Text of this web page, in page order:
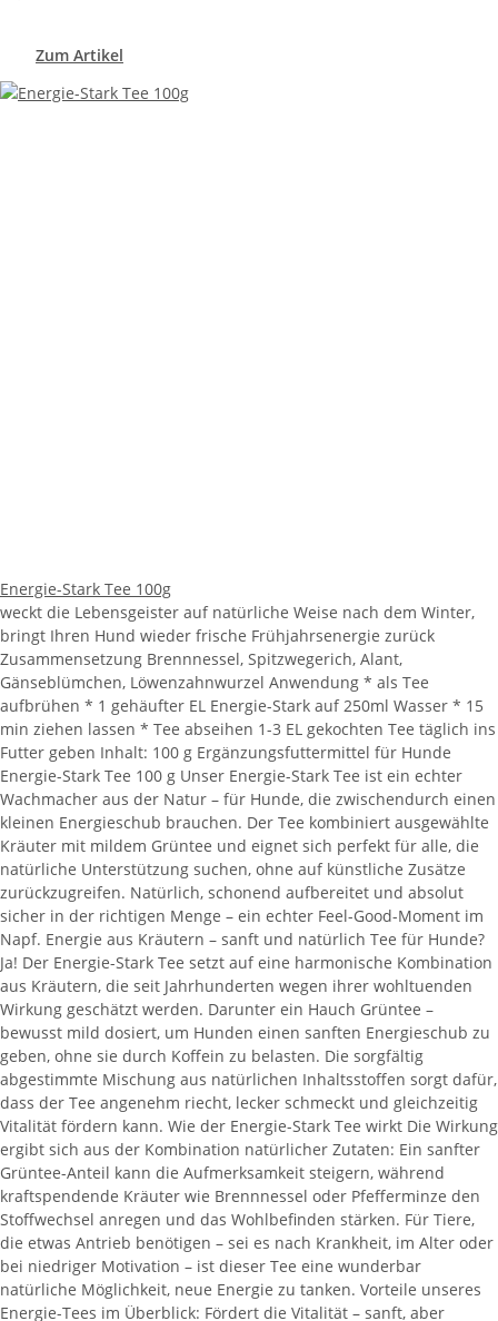
Zum Artikel
Energie-Stark Tee 100g
weckt die Lebensgeister auf natürliche Weise nach dem Winter,
bringt Ihren Hund wieder frische Frühjahrsenergie zurück
Zusammensetzung Brennnessel, Spitzwegerich, Alant,
Gänseblümchen, Löwenzahnwurzel Anwendung * als Tee
aufbrühen * 1 gehäufter EL Energie-Stark auf 250ml Wasser * 15
min ziehen lassen * Tee abseihen 1-3 EL gekochten Tee täglich ins
Futter geben Inhalt: 100 g Ergänzungsfuttermittel für Hunde
Energie-Stark Tee 100 g Unser Energie-Stark Tee ist ein echter
Wachmacher aus der Natur – für Hunde, die zwischendurch einen
kleinen Energieschub brauchen. Der Tee kombiniert ausgewählte
Kräuter mit mildem Grüntee und eignet sich perfekt für alle, die
natürliche Unterstützung suchen, ohne auf künstliche Zusätze
zurückzugreifen. Natürlich, schonend aufbereitet und absolut
sicher in der richtigen Menge – ein echter Feel-Good-Moment im
Napf. Energie aus Kräutern – sanft und natürlich Tee für Hunde?
Ja! Der Energie-Stark Tee setzt auf eine harmonische Kombination
aus Kräutern, die seit Jahrhunderten wegen ihrer wohltuenden
Wirkung geschätzt werden. Darunter ein Hauch Grüntee –
bewusst mild dosiert, um Hunden einen sanften Energieschub zu
geben, ohne sie durch Koffein zu belasten. Die sorgfältig
abgestimmte Mischung aus natürlichen Inhaltsstoffen sorgt dafür,
dass der Tee angenehm riecht, lecker schmeckt und gleichzeitig
Vitalität fördern kann. Wie der Energie-Stark Tee wirkt Die Wirkung
ergibt sich aus der Kombination natürlicher Zutaten: Ein sanfter
Grüntee-Anteil kann die Aufmerksamkeit steigern, während
kraftspendende Kräuter wie Brennnessel oder Pfefferminze den
Stoffwechsel anregen und das Wohlbefinden stärken. Für Tiere,
die etwas Antrieb benötigen – sei es nach Krankheit, im Alter oder
bei niedriger Motivation – ist dieser Tee eine wunderbar
natürliche Möglichkeit, neue Energie zu tanken. Vorteile unseres
Energie-Tees im Überblick: Fördert die Vitalität – sanft, aber